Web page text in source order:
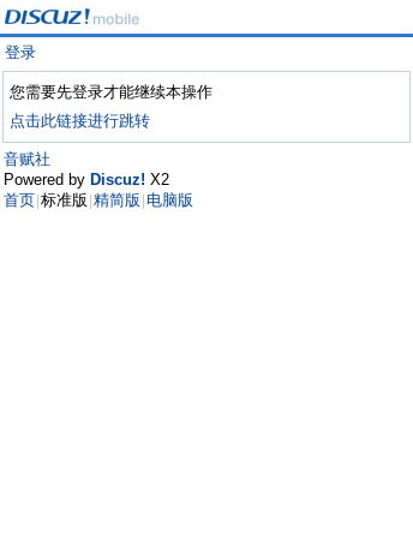
登录
您需要先登录才能继续本操作
点击此链接进行跳转
音赋社
Powered by Discuz! X2
首页 标准版 精简版 电脑版